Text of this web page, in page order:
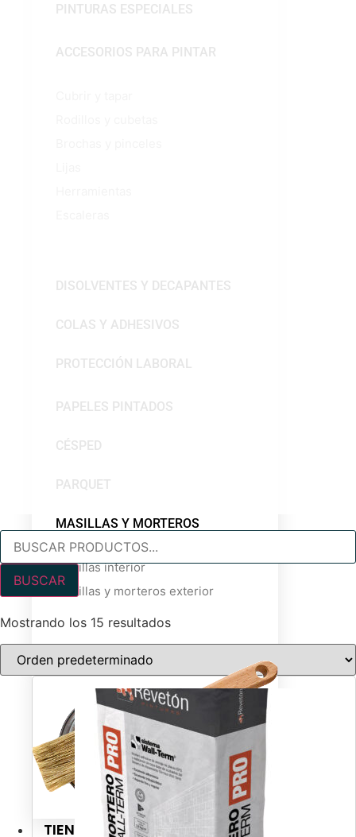
PINTURAS ESPECIALES
ACCESORIOS PARA PINTAR
DISOLVENTES Y DECAPANTES
COLAS Y ADHESIVOS
PROTECCIÓN LABORAL
PAPELES PINTADOS
CÉSPED
PARQUET
MASILLAS Y MORTEROS
Masillas interior
Masillas y morteros exterior
TIENDAS
Búsqueda
productos
BUSCAR
Mostrando los 15 resultados